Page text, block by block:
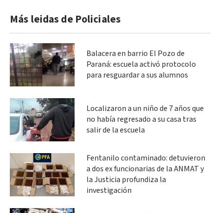
Más leidas de Policiales
Balacera en barrio El Pozo de
Paraná: escuela activó protocolo
para resguardar a sus alumnos
Localizaron a un niño de 7 años que
no había regresado a su casa tras
salir de la escuela
Fentanilo contaminado: detuvieron
a dos ex funcionarias de la ANMAT y
la Justicia profundiza la
investigación